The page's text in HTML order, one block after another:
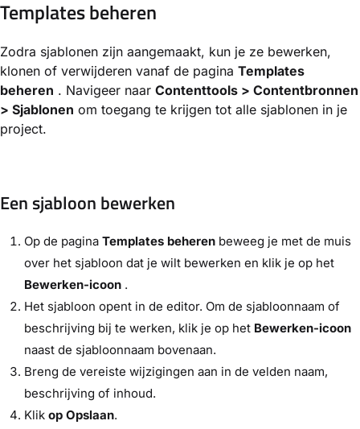
Templates beheren
Zodra sjablonen zijn aangemaakt, kun je ze bewerken,
klonen of verwijderen vanaf de pagina Templates
beheren . Navigeer naar Contenttools > Contentbronnen
> Sjablonen om toegang te krijgen tot alle sjablonen in je
project.
Een sjabloon bewerken
Op de pagina Templates beheren beweeg je met de muis
over het sjabloon dat je wilt bewerken en klik je op het
Bewerken-icoon .
Het sjabloon opent in de editor. Om de sjabloonnaam of
beschrijving bij te werken, klik je op het Bewerken-icoon
naast de sjabloonnaam bovenaan.
Breng de vereiste wijzigingen aan in de velden naam,
beschrijving of inhoud.
Klik op Opslaan.